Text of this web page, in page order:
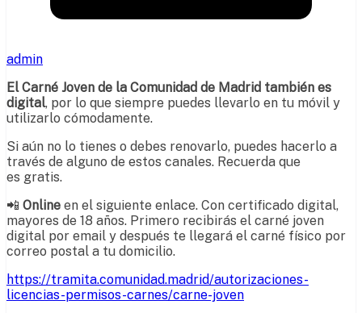
admin
El Carné Joven de la Comunidad de Madrid también es
digital, por lo que siempre puedes llevarlo en tu móvil y
utilizarlo cómodamente.
Si aún no lo tienes o debes renovarlo, puedes hacerlo a
través de alguno de estos canales. Recuerda que
es gratis.
📲 Online en el siguiente enlace. Con certificado digital,
mayores de 18 años. Primero recibirás el carné joven
digital por email y después te llegará el carné físico por
correo postal a tu domicilio.
https://tramita.comunidad.madrid/autorizaciones-
licencias-permisos-carnes/carne-joven